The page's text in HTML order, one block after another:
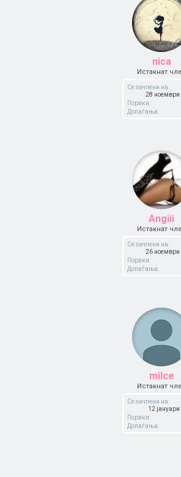
nica
Истакнат
Се зачлени на:
28 ноември
Пораки:
Допаѓања:
Angiii
Истакнат
Се зачлени на:
26 ноември
Пораки:
Допаѓања:
milce
Истакнат
Се зачлени на:
12
Пораки:
Допаѓања: